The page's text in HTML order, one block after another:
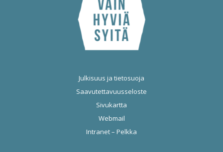
Julkisuus ja tietosuoja
Saavutettavuusseloste
Sivukartta
Webmail
Intranet – Pelkka